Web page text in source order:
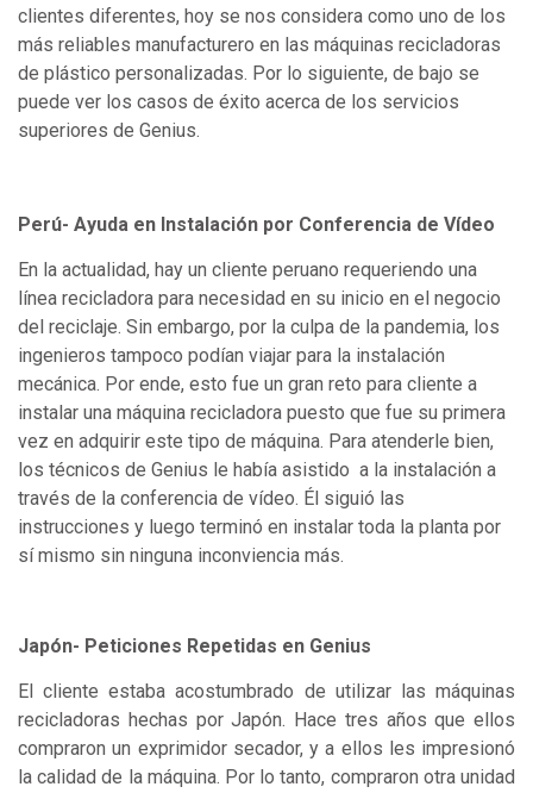
clientes diferentes, hoy se nos considera como uno de los
más reliables manufacturero en las máquinas recicladoras
de plástico personalizadas. Por lo siguiente, de bajo se
puede ver los casos de éxito acerca de los servicios
superiores de Genius.
Perú- Ayuda en Instalación por Conferencia de Vídeo
En la actualidad, hay un cliente peruano requeriendo una
línea recicladora para necesidad en su inicio en el negocio
del reciclaje. Sin embargo, por la culpa de la pandemia, los
ingenieros tampoco podían viajar para la instalación
mecánica. Por ende, esto fue un gran reto para cliente a
instalar una máquina recicladora puesto que fue su primera
vez en adquirir este tipo de máquina. Para atenderle bien,
los técnicos de Genius le había asistido a la instalación a
través de la conferencia de vídeo. Él siguió las
instrucciones y luego terminó en instalar toda la planta por
sí mismo sin ninguna inconviencia más.
Japón- Peticiones Repetidas en Genius
El cliente estaba acostumbrado de utilizar las máquinas
recicladoras hechas por Japón. Hace tres años que ellos
compraron un exprimidor secador, y a ellos les impresionó
la calidad de la máquina. Por lo tanto, compraron otra unidad